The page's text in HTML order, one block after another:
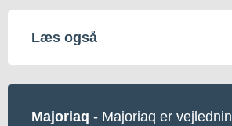
Læs også
Majoriaq - Majoriaq er